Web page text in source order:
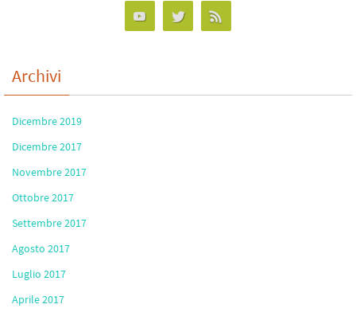
Archivi
Dicembre 2019
Dicembre 2017
Novembre 2017
Ottobre 2017
Settembre 2017
Agosto 2017
Luglio 2017
Aprile 2017